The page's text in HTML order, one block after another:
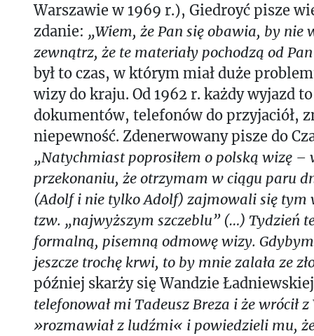
Warszawie w 1969 r.), Giedroyć pisze
zdanie: „Wiem, że Pan się obawia, by nie
zewnątrz, że te materiały pochodzą od
był to czas, w którym miał duże
wizy do kraju. Od 1962 r. każdy wyjazd
dokumentów, telefonów do przyjaciół,
niepewność. Zdenerwowany pisze do
„Natychmiast poprosiłem o polską wizę
przekonaniu, że otrzymam w ciągu paru
(Adolf i nie tylko Adolf) zajmowali się tym
tzw. „najwyższym szczeblu” (…) Tydzień
formalną, pisemną odmowę wizy.
jeszcze trochę krwi, to by mnie zalała ze
później skarży się Wandzie
telefonował mi Tadeusz Breza i że wrócił
»rozmawiał z ludźmi« i powiedzieli mu,